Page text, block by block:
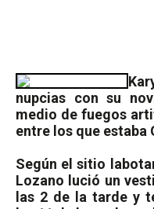
nupcias con su
medio de fuegos
entre los que estaba
Según el sitio
Lozano lució un
las 2 de la tarde y